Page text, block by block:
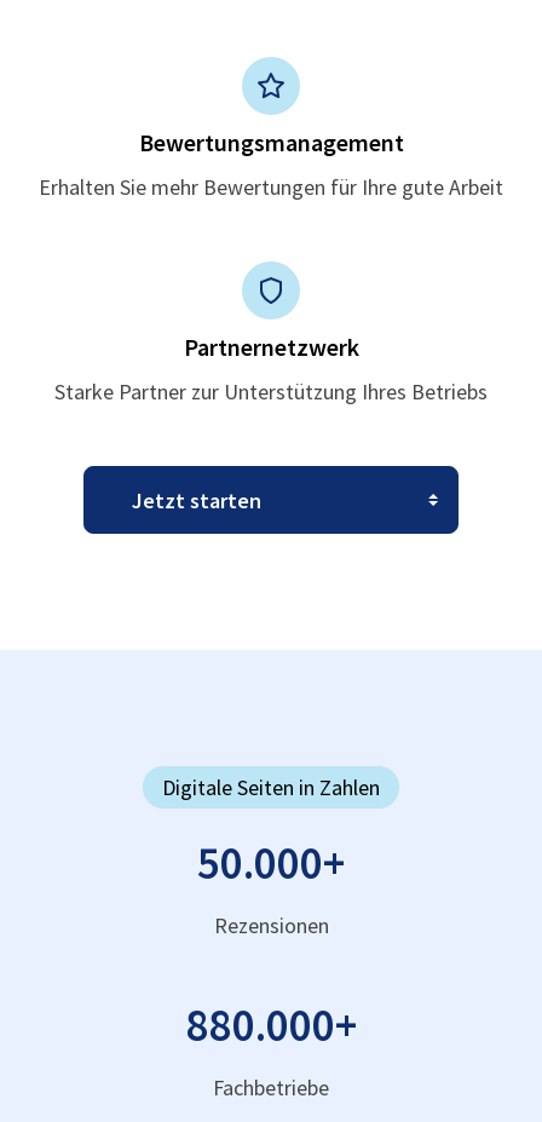
Bewertungsmanagement
Erhalten Sie mehr Bewertungen für Ihre gute Arbeit
Partnernetzwerk
Starke Partner zur Unterstützung Ihres Betriebs
Digitale Seiten in Zahlen
50.000+
Rezensionen
880.000+
Fachbetriebe